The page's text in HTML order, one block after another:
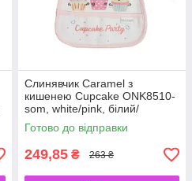
Слинявчик Caramel з
кишенею Cupcake ONK8510-
som, white/pink, білий/
рожевий
Готово до відправки
249,85 ₴ 263 ₴